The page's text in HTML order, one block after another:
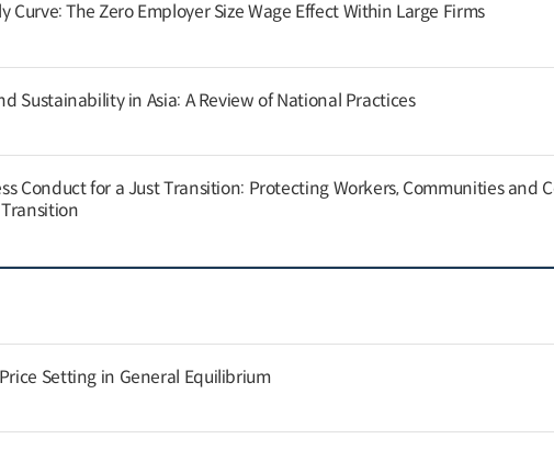
Curve: The Zero Employer Size Wage Effect Within Large Firms
Sustainability in Asia: A Review of National Practices
Conduct for a Just Transition: Protecting Workers, Communities and
Setting in General Equilibrium